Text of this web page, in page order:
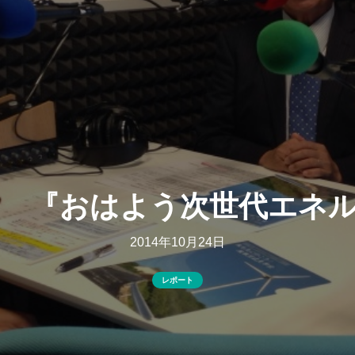
『おはよう次世代エネ
2014年10月24日
レポート